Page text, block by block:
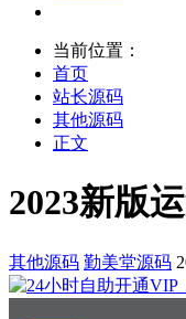
当前位置：
首页
站长源码
其他源码
正文
2023新版
其他源码 勤美堂源码